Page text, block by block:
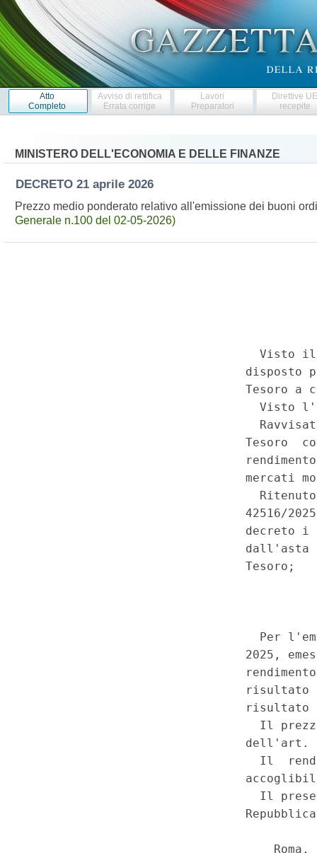
Atto
Completo
Avviso di rettifica
Errata corrige
Lavori
Preparatori
Direttive
recepite
MINISTERO DELL'ECONOMIA E DELLE FINANZE
DECRETO 21 aprile 2026
Prezzo medio ponderato relativo all'emissione dei buoni
Generale n.100 del 02-05-2026)